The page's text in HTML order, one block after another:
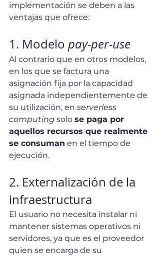
implementación se deben a las
ventajas que ofrece:
1. Modelo pay-per-use
Al contrario que en otros modelos,
en los que se factura una
asignación fija por la capacidad
asignada independientemente de
su utilización, en serverless
computing solo se paga por
aquellos recursos que realmente
se consuman en el tiempo de
ejecución.
2. Externalización de la
infraestructura
El usuario no necesita instalar ni
mantener sistemas operativos ni
servidores, ya que es el proveedor
quien se encarga de su